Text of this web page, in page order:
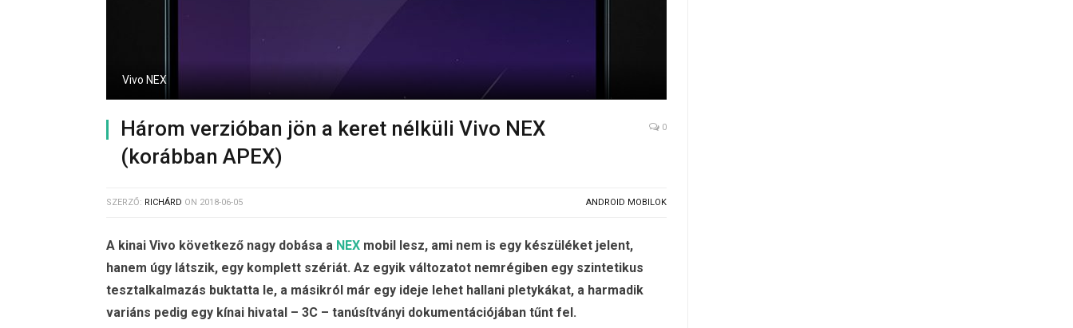
Vivo NEX
Három verzióban jön a keret nélküli Vivo NEX
(korábban APEX)
0
SZERZŐ: RICHÁRD ON 2018-06-05 ANDROID MOBILOK
A kinai Vivo következő nagy dobása a NEX mobil lesz, ami nem is egy készüléket jelent,
hanem úgy látszik, egy komplett szériát. Az egyik változatot nemrégiben egy szintetikus
tesztalkalmazás buktatta le, a másikról már egy ideje lehet hallani pletykákat, a harmadik
variáns pedig egy kínai hivatal – 3C – tanúsítványi dokumentációjában tűnt fel.